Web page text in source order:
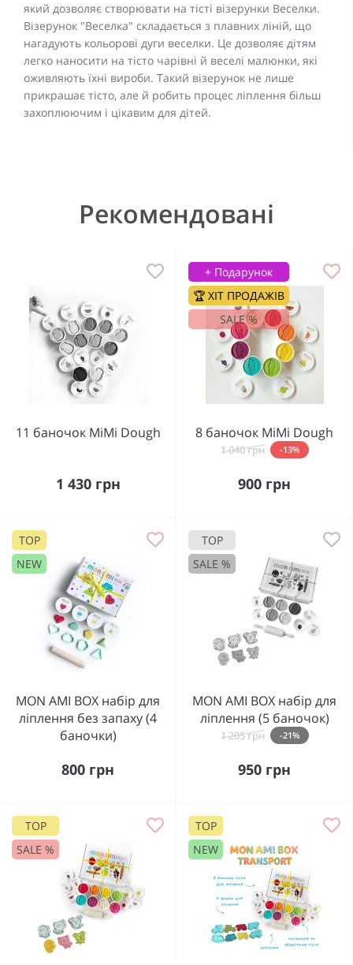
який дозволяє створювати на тісті візерунки Веселки.
Візерунок "Веселка" складається з плавних ліній, що
нагадують кольорові дуги веселки. Це дозволяє дітям
легко наносити на тісто чарівні й веселі малюнки, які
оживляють їхні вироби. Такий візерунок не лише
прикрашає тісто, але й робить процес ліплення більш
захоплюючим і цікавим для дітей.
Рекомендовані
11 баночок MiMi Dough
1 430 грн
+ Подарунок
🏆 ХІТ ПРОДАЖІВ
SALE %
8 баночок MiMi Dough
1 040 грн -13%
900 грн
TOP
NEW
MON AMI BOX набір для
ліплення без запаху (4
баночки)
800 грн
TOP
SALE %
MON AMI BOX набір для
ліплення (5 баночок)
1 205 грн -21%
950 грн
TOP
SALE %
TOP
NEW